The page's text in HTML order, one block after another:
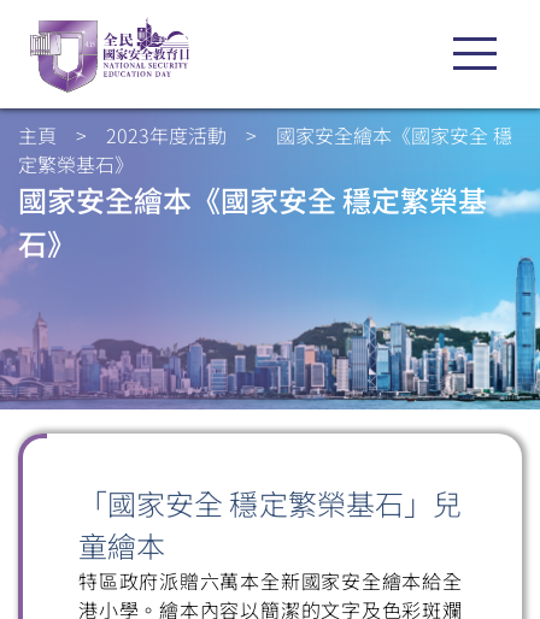
主頁 > 2023年度活動 > 國家安全繪本《國家安全 穩
定繁榮基石》
國家安全繪本《國家安全 穩定繁榮基
石》
「國家安全 穩定繁榮基石」兒
童繪本
特區政府派贈六萬本全新國家安全繪本給全
港小學。繪本內容以簡潔的文字及色彩斑斕